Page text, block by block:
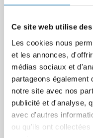
Ce site web utilise
Les cookies nous
et les annonces,
médias sociaux et
partageons également
notre site avec nos
publicité et d'analyse,
avec d'autres
ou qu'ils ont
tendance en vue
L’évolution
montre : la situation de
l’industrie tech suisse
Article | 24.11.2025